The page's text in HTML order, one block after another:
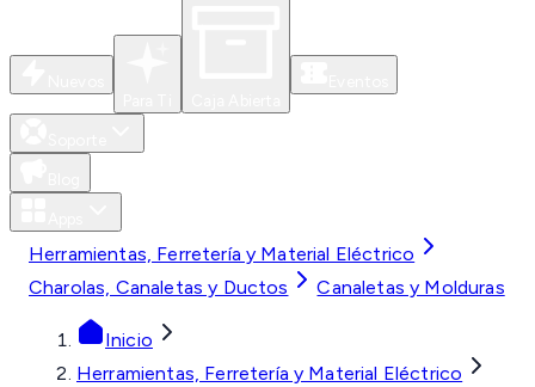
Herramientas, Ferretería y Material Eléctrico
Charolas, Canaletas y Ductos
Canaletas y Molduras
Inicio
Herramientas, Ferretería y Material Eléctrico